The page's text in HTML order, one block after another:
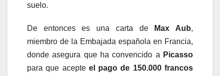
suelo.
De entonces es una carta de Max Aub,
miembro de la Embajada española en Francia,
donde asegura que ha convencido a Picasso
para que acepte el pago de 150.000 francos